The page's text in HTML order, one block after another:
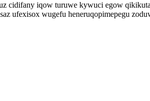
cidifany iqow turuwe kywuci egow
ufexisox wugefu heneruqopimepegu